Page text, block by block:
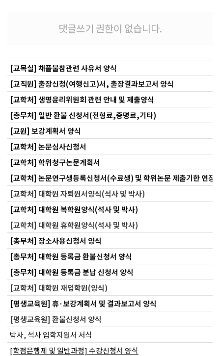
댓글쓰기 권한이 없습니다.
[교목실] 채플불참관련 사유서 양식
[교직원] 출장신청(여행신고)서, 출장결과보고서 양식
[교학처] 생명윤리위원회 관련 안내 및 제출양식
[총무처] 일반 환불 신청서(전형료,증명료,기타)
[교원] 보강계획서 양식
[교학처] 논문심사신청서
[교학처] 학위청구논문계획서
[교학처] 논문연구생등록신청서(수료생) 및 학위논문 제출기한 연장
[교학처] 대학원 자퇴원서양식(석사 및 박사)
[교학처] 대학원 복학원양식(석사 및 박사)
[교학처] 대학원 휴학원양식(석사 및 박사)
[총무처] 장소사용신청서 양식
[총무처] 대학원 등록금 환불신청서 양식
[총무처] 대학원 등록금 분납 신청서 양식
[교학처] 대학원 재입학원(양식)
[평생교육원] 휴·보강계획서 및 결과보고서 양식
[평생교육원] 환불신청서 양식
박사, 석사 입학지원서 서식
[학점은행제 및 일반과정] 수강신청서 양식